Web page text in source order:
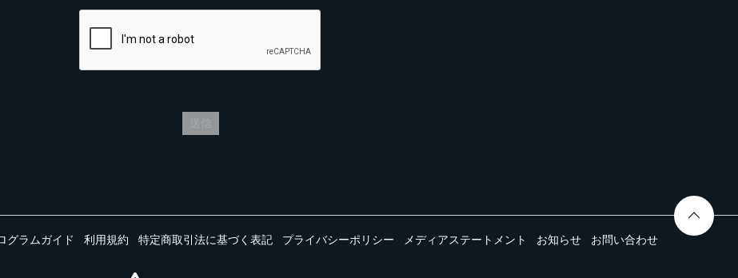
グラムガイド 利用規約 特定商取引法に基づく表記 プライバシーポリシー メディアステートメント お知らせ お問い合わせ